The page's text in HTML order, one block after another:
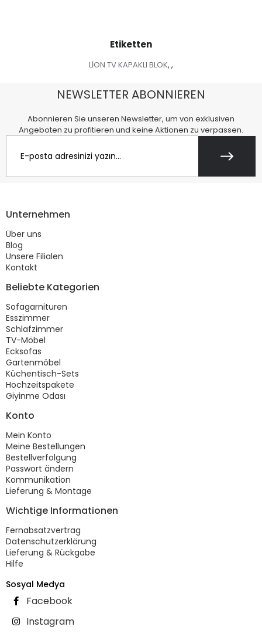
Etiketten
LİON TV KAPAKLI BLOK, ,
NEWSLETTER ABONNIEREN
Abonnieren Sie unseren Newsletter, um von exklusiven
Angeboten zu profitieren und keine Aktionen zu verpassen.
Unternehmen
Über uns
Blog
Unsere Filialen
Kontakt
Beliebte Kategorien
Sofagarnituren
Esszimmer
Schlafzimmer
TV-Möbel
Ecksofas
Gartenmöbel
Küchentisch-Sets
Hochzeitspakete
Giyinme Odası
Konto
Mein Konto
Meine Bestellungen
Bestellverfolgung
Passwort ändern
Kommunikation
Lieferung & Montage
Wichtige Informationen
Fernabsatzvertrag
Datenschutzerklärung
Lieferung & Rückgabe
Hilfe
Sosyal Medya
Facebook
Instagram